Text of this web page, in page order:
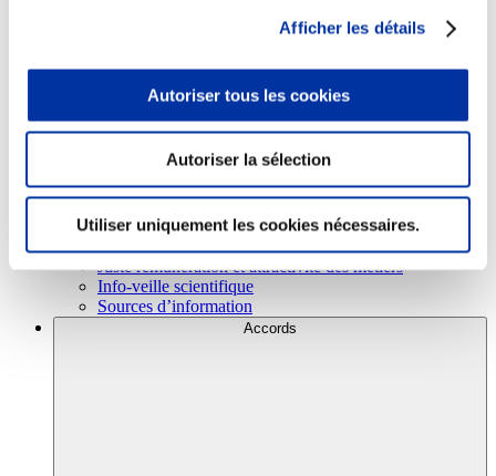
Afficher les détails
Autoriser tous les cookies
Autoriser la sélection
Utiliser uniquement les cookies nécessaires.
Sécurité sanitaire
Viandes et santé
Juste rémunération et attractivité des métiers
Info-veille scientifique
Sources d’information
Accords